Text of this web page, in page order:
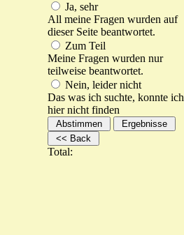
Ja, sehr
All meine Fragen wurden auf
dieser Seite beantwortet.
Zum Teil
Meine Fragen wurden nur
teilweise beantwortet.
Nein, leider nicht
Das was ich suchte, konnte ich
hier nicht finden
Total: